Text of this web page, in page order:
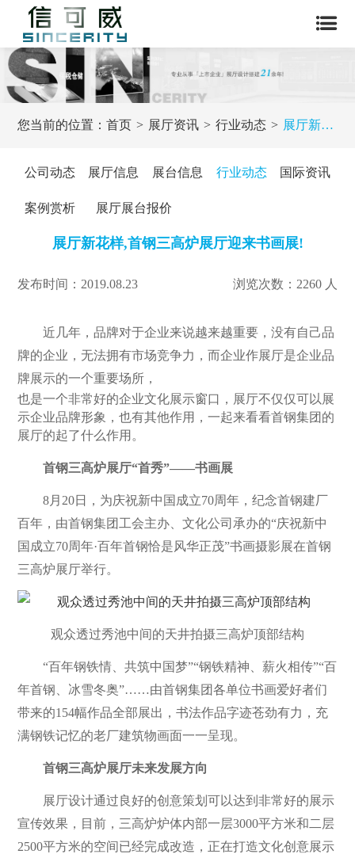
您当前的位置：首页 展厅资讯 行业动态 展厅新花样,首钢三高炉展厅迎来书画展!
公司动态 展厅信息 展台信息 行业动态 国际资讯
案例赏析 展厅展台报价
展厅新花样,首钢三高炉展厅迎来书画展!
发布时间：2019.08.23 浏览次数：2260 人
近几年，品牌对于企业来说越来越重要，没有自己品
牌的企业，无法拥有市场竞争力，而企业作展厅是企业品
牌展示的一个重要场所，
也是一个非常好的企业文化展示窗口，展厅不仅仅可以展
示企业品牌形象，也有其他作用，一起来看看首钢集团的
展厅的起了什么作用。
首钢三高炉展厅“首秀”——书画展
8月20日，为庆祝新中国成立70周年，纪念首钢建厂
百年，由首钢集团工会主办、文化公司承办的“庆祝新中
国成立70周年·百年首钢恰是风华正茂”书画摄影展在首钢
三高炉展厅举行。
观众透过秀池中间的天井拍摄三高炉顶部结构
“百年钢铁情、共筑中国梦”“钢铁精神、薪火相传”“百
年首钢、冰雪冬奥”……由首钢集团各单位书画爱好者们
带来的154幅作品全部展出，书法作品字迹苍劲有力，充
满钢铁记忆的老厂建筑物画面一一呈现。
首钢三高炉展厅未来发展方向
展厅设计通过良好的创意策划可以达到非常好的展示
宣传效果，目前，三高炉炉体内部一层3000平方米和二层
2500平方米的空间已经完成改造，正在打造文化创意展示